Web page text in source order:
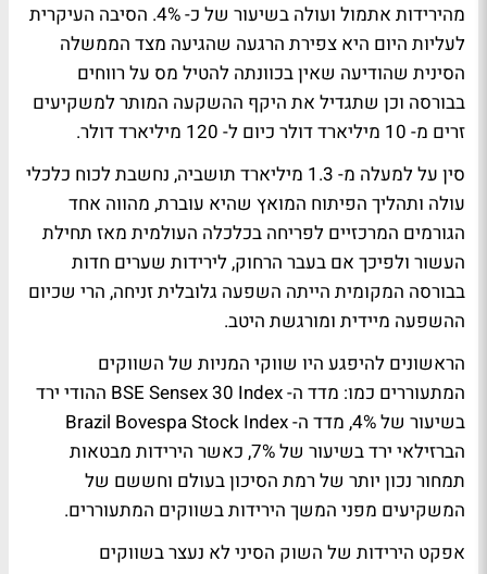
מהירידות אתמול ועולה בשיעור של כ- 4%. הסיבה העיקרית
לעליות היום היא צפירת הרגעה שהגיעה מצד הממשלה
הסינית שהודיעה שאין בכוונתה להטיל מס על רווחים
בבורסה וכן שתגדיל את היקף ההשקעה המותר למשקיעים
זרים מ- 10 מיליארד דולר כיום ל- 120 מיליארד דולר.
סין על למעלה מ- 1.3 מיליארד תושביה, נחשבת לכוח כלכלי
עולה ותהליך הפיתוח המואץ שהיא עוברת, מהווה אחד
הגורמים המרכזיים לפריחה בכלכלה העולמית מאז תחילת
העשור ולפיכך אם בעבר הרחוק, לירידות שערים חדות
בבורסה המקומית הייתה השפעה גלובלית זניחה, הרי שכיום
ההשפעה מיידית ומורגשת היטב.
הראשונים להיפגע היו שווקי המניות של השווקים
המתעוררים כמו: מדד ה- BSE Sensex 30 Index ההודי ירד
בשיעור של 4%, מדד ה- Brazil Bovespa Stock Index
הברזילאי ירד בשיעור של 7%, כאשר הירידות מבטאות
תמחור נכון יותר של רמת הסיכון בעולם וחששם של
המשקיעים מפני המשך הירידות בשווקים המתעוררים.
אפקט הירידות של השוק הסיני לא נעצר בשווקים